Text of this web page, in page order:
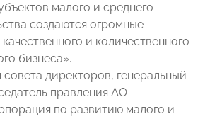
малого и среднего
создаются огромные
и количественного
бизнеса».
совета директоров, генеральный
правления АО
по развитию малого и